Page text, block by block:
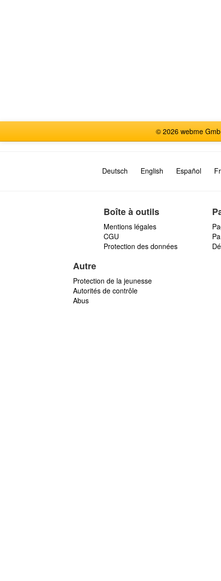
© 2026 webme
Deutsch English Español
Boîte à outils
Mentions légales
CGU
Protection des données
Autre
Protection de la jeunesse
Autorités de contrôle
Abus